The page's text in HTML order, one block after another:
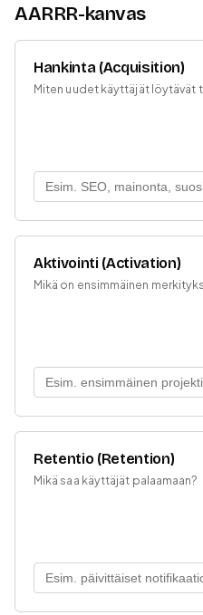
AARRR-kanvas
Hankinta (Acquisition)
Miten uudet käyttäjät löytävät
Aktivointi (Activation)
Mikä on ensimmäinen
Retentio (Retention)
Mikä saa käyttäjät palaamaan?